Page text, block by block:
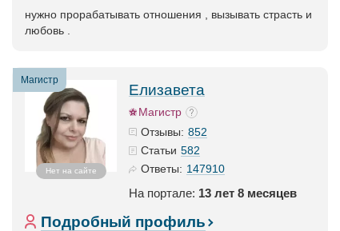
нужно прорабатывать отношения , вызывать страсть и
любовь .
Магистр
Нет на сайте
Елизавета
Магистр
Отзывы: 852
Статьи 582
Ответы: 147910
На портале: 13 лет 8 месяцев
Подробный профиль